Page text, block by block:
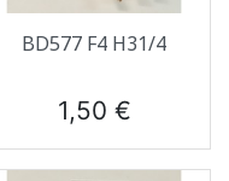
BD577 F4 H31/4
Prix
1,50 €